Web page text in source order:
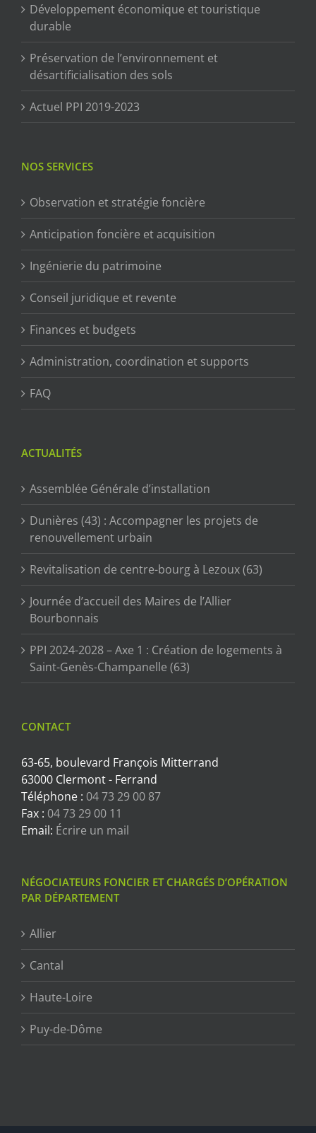
Développement économique et touristique
durable
Préservation de l’environnement et
désartificialisation des sols
Actuel PPI 2019-2023
NOS SERVICES
Observation et stratégie foncière
Anticipation foncière et acquisition
Ingénierie du patrimoine
Conseil juridique et revente
Finances et budgets
Administration, coordination et supports
FAQ
ACTUALITÉS
Assemblée Générale d’installation
Dunières (43) : Accompagner les projets de
renouvellement urbain
Revitalisation de centre-bourg à Lezoux (63)
Journée d’accueil des Maires de l’Allier
Bourbonnais
PPI 2024-2028 – Axe 1 : Création de logements à
Saint-Genès-Champanelle (63)
CONTACT
63-65, boulevard François Mitterrand
63000 Clermont - Ferrand
Téléphone : 04 73 29 00 87
Fax : 04 73 29 00 11
Email: Écrire un mail
NÉGOCIATEURS FONCIER ET CHARGÉS D’OPÉRATION
PAR DÉPARTEMENT
Allier
Cantal
Haute-Loire
Puy-de-Dôme